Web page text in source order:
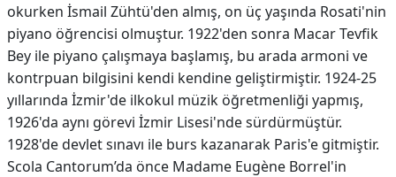
okurken İsmail Zühtü'den almış, on üç yaşında Rosati'nin
piyano öğrencisi olmuştur. 1922'den sonra Macar Tevfik
Bey ile piyano çalışmaya başlamış, bu arada armoni ve
kontrpuan bilgisini kendi kendine geliştirmiştir. 1924-25
yıllarında İzmir'de ilkokul müzik öğretmenliği yapmış,
1926'da aynı görevi İzmir Lisesi'nde sürdürmüştür.
1928'de devlet sınavı ile burs kazanarak Paris'e gitmiştir.
Scola Cantorum’da önce Madame Eugène Borrel'in